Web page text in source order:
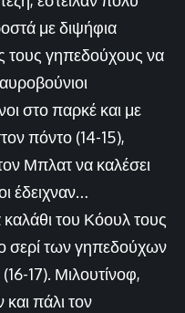
με διψήφια
τους γηπεδούχους να
στο παρκέ και με
πόντο (14-15),
Μπλατ να καλέσει
έδειχναν…
του Κόουλ τους
σερί των γηπεδούχων
17). Μιλουτίνοφ,
πάλι τον